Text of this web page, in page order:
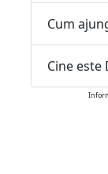
Cum
Cine este